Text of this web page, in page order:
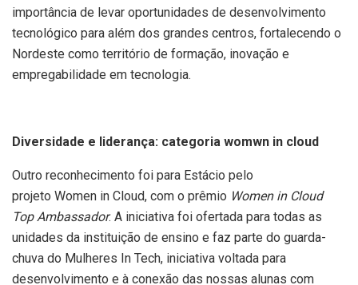
importância de levar oportunidades de desenvolvimento
tecnológico para além dos grandes centros, fortalecendo o
Nordeste como território de formação, inovação e
empregabilidade em tecnologia.
Diversidade e liderança: categoria womwn in cloud
Outro reconhecimento foi para Estácio pelo
projeto Women in Cloud, com o prêmio Women in Cloud
Top Ambassador. A iniciativa foi ofertada para todas as
unidades da instituição de ensino e faz parte do guarda-
chuva do Mulheres In Tech, iniciativa voltada para
desenvolvimento e à conexão das nossas alunas com